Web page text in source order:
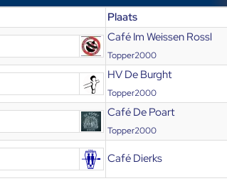
Plaats
Café Im Weissen Rossl
Topper2000
HV De Burght
Topper2000
Café De Poart
Topper2000
Café Dierks